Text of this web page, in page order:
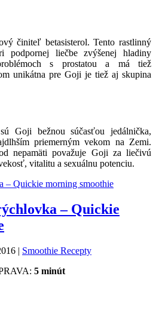
činiteľ betasisterol. Tento rastlinný
podpornej liečbe zvýšenej hladiny
s prostatou a má tiež
unikátna pre Goji je tiež aj skupina
Goji bežnou súčasťou jedálnička,
priemerným vekom na Zemi.
nepamäti považuje Goji za liečivú
vitalitu a sexuálnu potenciu.
– Quickie
| Smoothie Recepty
5 minút